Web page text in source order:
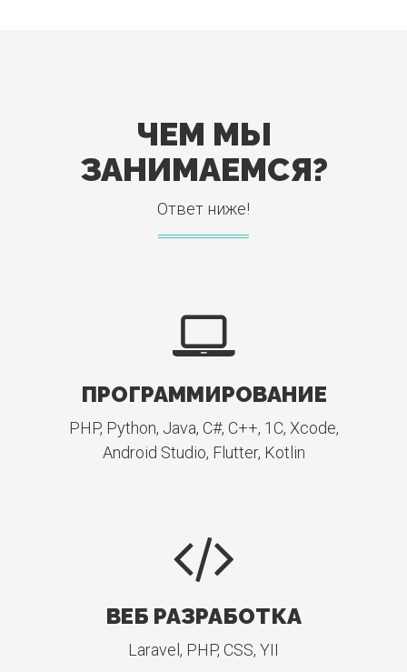
ЧЕМ МЫ
ЗАНИМАЕМСЯ?
Ответ ниже!
ПРОГРАММИРОВАНИЕ
PHP, Python, Java, C#, C++, 1C, Xcode,
Android Studio, Flutter, Kotlin
ВЕБ РАЗРАБОТКА
Laravel, PHP, CSS, YII